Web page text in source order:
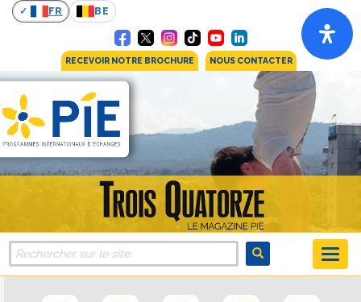
FR BE
RECEVOIR NOTRE BROCHURE NOUS CONTACTER